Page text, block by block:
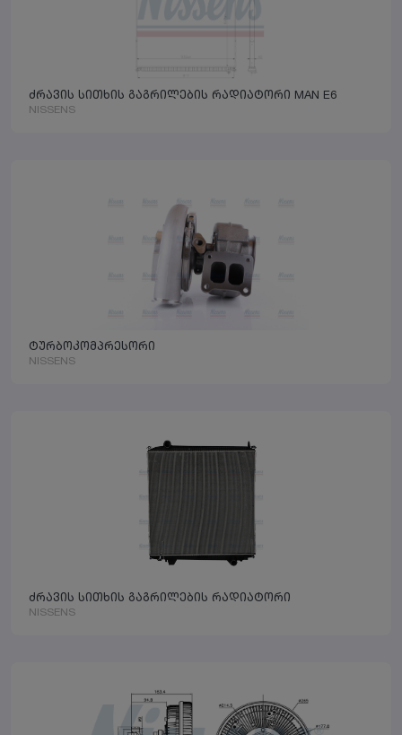
ძრავის სითხის გაგრილების რადიატორი MAN E6
NISSENS
ტურბოკომპრესორი
NISSENS
ძრავის სითხის გაგრილების რადიატორი
NISSENS